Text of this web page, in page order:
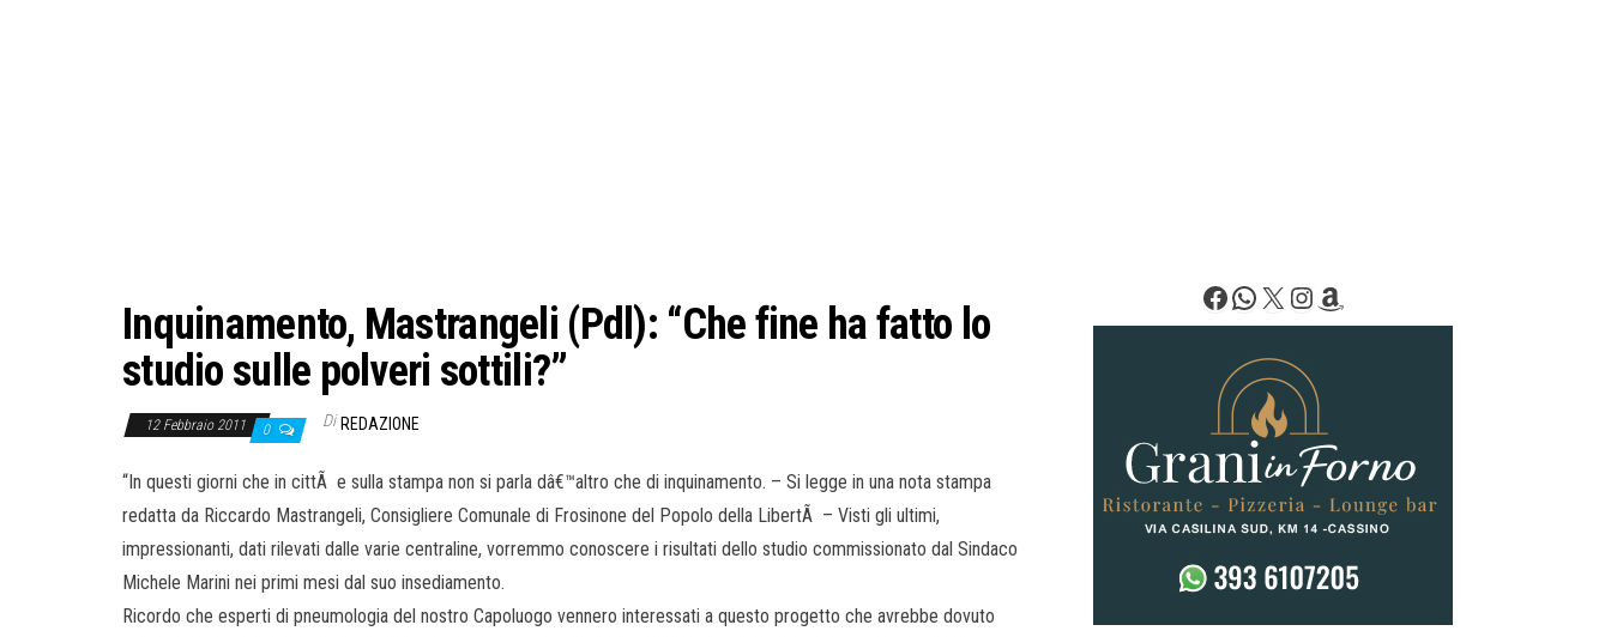
Inquinamento, Mastrangeli (Pdl): “Che fine ha fatto lo
studio sulle polveri sottili?”
12 Febbraio 2011 0 Di REDAZIONE
“In questi giorni che in cittÃ e sulla stampa non si parla dâ€™altro che di inquinamento. – Si legge in una nota stampa
redatta da Riccardo Mastrangeli, Consigliere Comunale di Frosinone del Popolo della LibertÃ – Visti gli ultimi,
impressionanti, dati rilevati dalle varie centraline, vorremmo conoscere i risultati dello studio commissionato dal Sindaco
Michele Marini nei primi mesi dal suo insediamento.
Ricordo che esperti di pneumologia del nostro Capoluogo vennero interessati a questo progetto che avrebbe dovuto
Facebook
WhatsApp
X Instagram
Amazon